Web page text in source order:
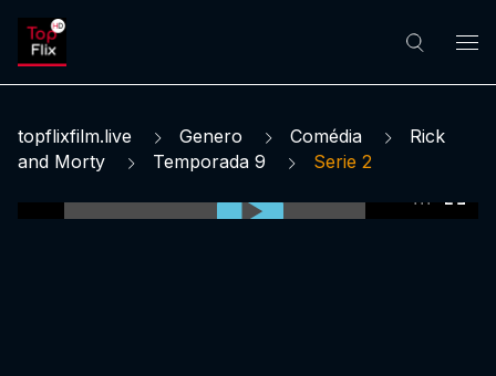
topflixfilm.live Genero Comédia
Rick
and Morty
Temporada 9 Serie 2